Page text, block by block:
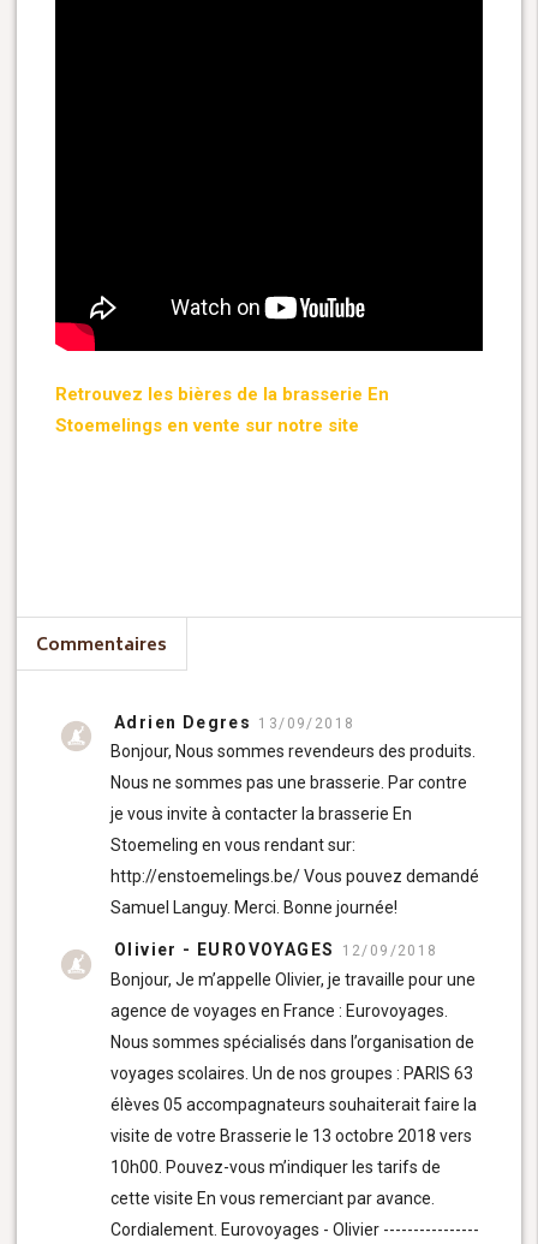
Retrouvez les bières de la brasserie En
Stoemelings en vente sur notre site
Commentaires
Adrien Degres 13/09/2018
Bonjour, Nous sommes revendeurs des produits.
Nous ne sommes pas une brasserie. Par contre
je vous invite à contacter la brasserie En
Stoemeling en vous rendant sur:
http://enstoemelings.be/ Vous pouvez demandé
Samuel Languy. Merci. Bonne journée!
Olivier - EUROVOYAGES 12/09/2018
Bonjour, Je m’appelle Olivier, je travaille pour une
agence de voyages en France : Eurovoyages.
Nous sommes spécialisés dans l’organisation de
voyages scolaires. Un de nos groupes : PARIS 63
élèves 05 accompagnateurs souhaiterait faire la
visite de votre Brasserie le 13 octobre 2018 vers
10h00. Pouvez-vous m’indiquer les tarifs de
cette visite En vous remerciant par avance.
Cordialement. Eurovoyages - Olivier ----------------